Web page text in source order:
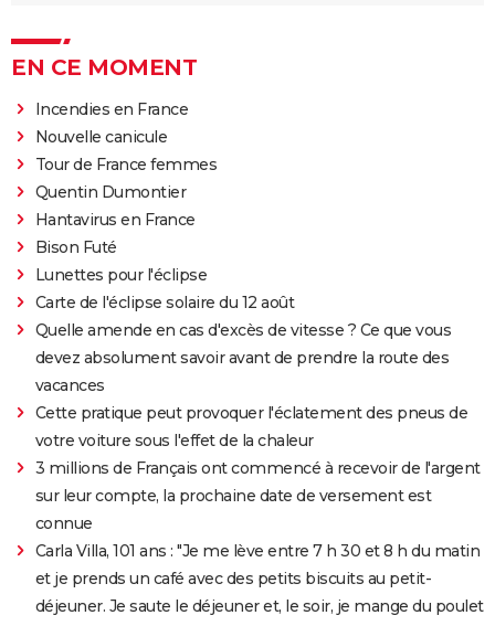
EN CE MOMENT
Incendies en France
Nouvelle canicule
Tour de France femmes
Quentin Dumontier
Hantavirus en France
Bison Futé
Lunettes pour l'éclipse
Carte de l'éclipse solaire du 12 août
Quelle amende en cas d'excès de vitesse ? Ce que vous
devez absolument savoir avant de prendre la route des
vacances
Cette pratique peut provoquer l'éclatement des pneus de
votre voiture sous l'effet de la chaleur
3 millions de Français ont commencé à recevoir de l'argent
sur leur compte, la prochaine date de versement est
connue
Carla Villa, 101 ans : "Je me lève entre 7 h 30 et 8 h du matin
et je prends un café avec des petits biscuits au petit-
déjeuner. Je saute le déjeuner et, le soir, je mange du poulet